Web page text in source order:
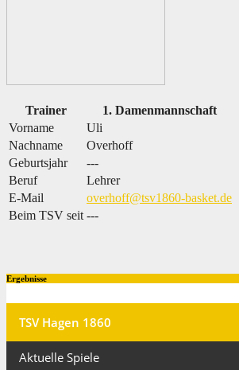
Trainer
1. Damenmannschaft
Vorname
Uli
Nachname
Overhoff
Geburtsjahr
---
Beruf
Lehrer
E-Mail
overhoff@tsv1860-basket.de
Beim TSV seit ---
Ergebnisse